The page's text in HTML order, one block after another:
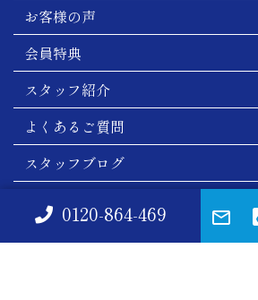
0120-864-469
お客様の声
会員特典
スタッフ紹介
よくあるご質問
スタッフブログ
会社概要